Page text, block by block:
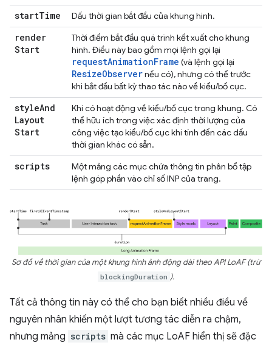
startTime Dấu thời gian bắt đầu của khung hình.
render
Start
Thời điểm bắt đầu quá trình kết xuất cho khung
hình. Điều này bao gồm mọi lệnh gọi lại
requestAnimationFrame (và lệnh gọi lại
ResizeObservernếu có), nhưng có thể trước
khi bắt đầu bất kỳ thao tác nào về kiểu/bố cục.
styleAnd
Layout
Start
Khi có hoạt động về kiểu/bố cục trong khung. Có
thể hữu ích trong việc xác định thời lượng của
công việc tạo kiểu/bố cục khi tính đến các dấu
thời gian khác có sẵn.
scripts
Một mảng các mục chứa thông tin phân bổ tập
lệnh góp phần vào chỉ số INP của trang.
Sơ đồ về thời gian của một khung hình ảnh động dài theo API LoAF (trừ
blockingDuration ).
Tất cả thông tin này có thể cho bạn biết nhiều điều về
nguyên nhân khiến một lượt tương tác diễn ra chậm,
nhưng mảng scripts mà các mục LoAF hiển thị sẽ đặc